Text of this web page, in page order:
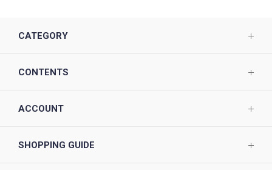
CATEGORY
CONTENTS
ACCOUNT
SHOPPING GUIDE